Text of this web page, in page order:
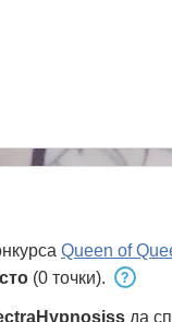
Queen of
(0 точки).
да